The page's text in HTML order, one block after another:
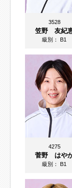
3528
笠野 友紀
級別：B1
4275
菅野 はや
級別：B1